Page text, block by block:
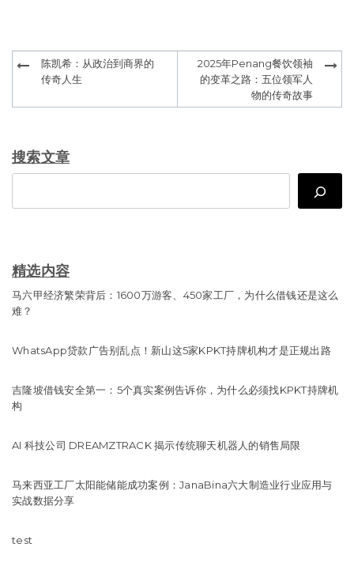
Post
navigation
陈凯希：从政治到商界的
传奇人生
2025年Penang餐饮领袖
的变革之路：五位领军人
物的传奇故事
搜索文章
精选内容
马六甲经济繁荣背后：1600万游客、450家工厂，为什么借钱还是这么
难？
WhatsApp贷款广告别乱点！新山这5家KPKT持牌机构才是正规出路
吉隆坡借钱安全第一：5个真实案例告诉你，为什么必须找KPKT持牌机
构
AI 科技公司 DREAMZTRACK 揭示传统聊天机器人的销售局限
马来西亚工厂太阳能储能成功案例：JanaBina六大制造业行业应用与
实战数据分享
test